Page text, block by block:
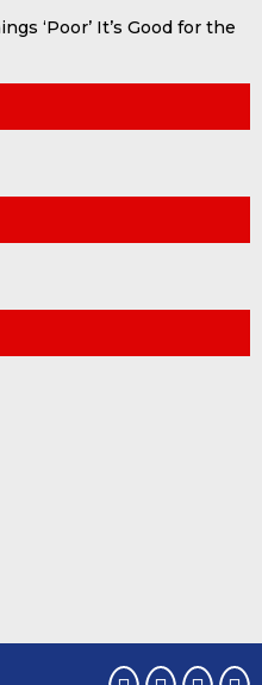
‘Poor’ It’s Good for the